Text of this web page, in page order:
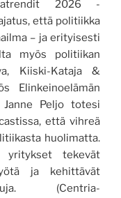
2026 -
että politiikka
– ja erityisesti
myös politiikan
Kiiski-Kataja &
Elinkeinoelämän
Peljo totesi
että vihreä
huolimatta.
tekevät
ja kehittävät
(Centria-